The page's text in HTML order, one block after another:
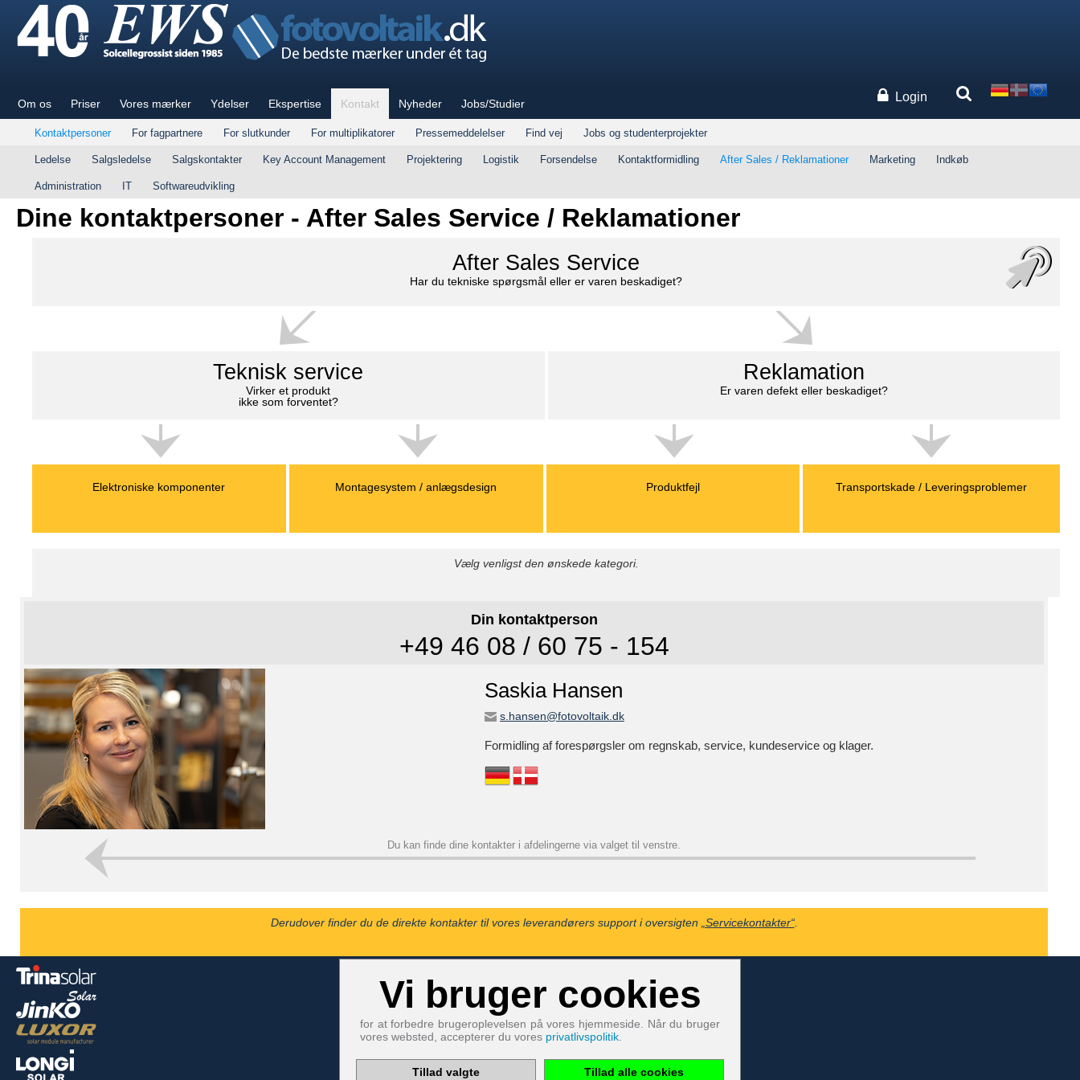
Login
Om os Priser Vores mærker Ydelser Ekspertise Kontakt Nyheder Jobs/Studier
Kontaktpersoner For fagpartnere For slutkunder For multiplikatorer Pressemeddelelser Find vej Jobs og studenterprojekter
Ledelse Salgsledelse Salgskontakter Key Account Management Projektering Logistik Forsendelse Kontaktformidling After Sales / Reklamationer Marketing Indkøb
Administration IT Softwareudvikling
Dine kontaktpersoner - After Sales Service / Reklamationer
After Sales Service
Har du tekniske spørgsmål eller er varen beskadiget?
Teknisk service
Virker et produkt
ikke som forventet?
Reklamation
Er varen defekt eller beskadiget?
Elektroniske komponenter Montagesystem / anlægsdesign Produktfejl Transportskade / Leveringsproblemer
Vælg venligst den ønskede kategori.
Din kontaktperson
+49 46 08 / 60 75 - 154
Saskia Hansen
s.hansen@fotovoltaik.dk
Formidling af forespørgsler om regnskab, service, kundeservice og klager.
Du kan finde dine kontakter i afdelingerne via valget til venstre.
Derudover finder du de direkte kontakter til vores leverandørers support i oversigten „Servicekontakter“.
Cookies der nødvendige for driften af webstedet:
Service
PHP
Session
Cookie
Udbyder
EWS GmbH
& Co. KG
Vi bruger cookies
for at forbedre brugeroplevelsen på vores hjemmeside. Når du bruger
vores websted, accepterer du vores privatlivspolitik
Tillad valgte Tillad alle cookies